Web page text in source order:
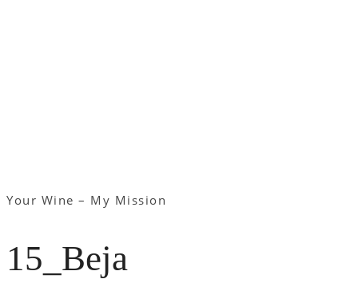
Your Wine – My Mission
15_Beja